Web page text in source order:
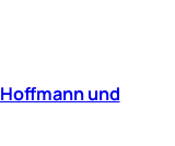
Hoffmann und